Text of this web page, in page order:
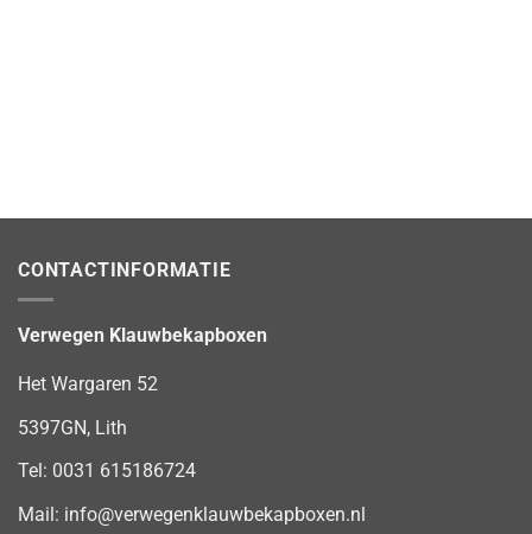
CONTACTINFORMATIE
Verwegen Klauwbekapboxen
Het Wargaren 52
5397GN, Lith
Tel: 0031 615186724
Mail: info@verwegenklauwbekapboxen.nl